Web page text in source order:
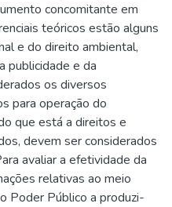
concomitante em
teóricos estão alguns
e do direito ambiental,
publicidade e da
os diversos
para operação do
que está a direitos e
devem ser considerados
avaliar a efetividade da
relativas ao meio
Poder Público a produzi-